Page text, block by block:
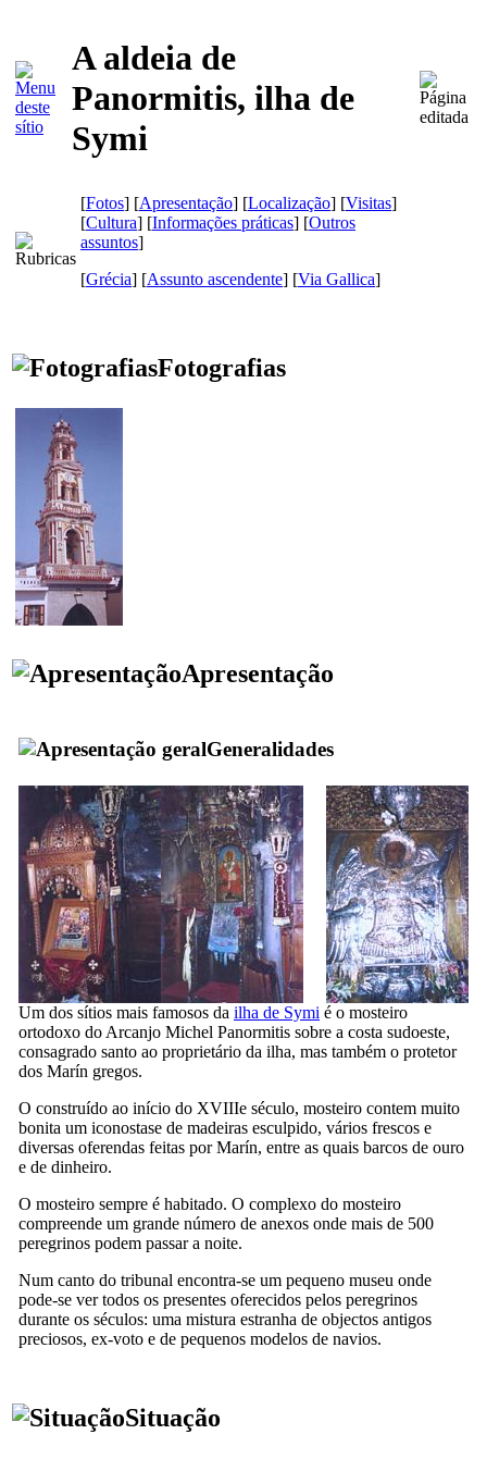
A aldeia de
Panormitis, ilha de
Symi
[Fotos] [Apresentação] [Localização] [Visitas]
[Cultura] [Informações práticas] [Outros
assuntos]
[Grécia] [Assunto ascendente] [Via Gallica]
Fotografias
Apresentação
Generalidades
Um dos sítios mais famosos da ilha de Symi é o mosteiro
ortodoxo do Arcanjo Michel Panormitis sobre a costa sudoeste,
consagrado santo ao proprietário da ilha, mas também o protetor
dos Marín gregos.
O construído ao início do XVIIIe século, mosteiro contem muito
bonita um iconostase de madeiras esculpido, vários frescos e
diversas oferendas feitas por Marín, entre as quais barcos de ouro
e de dinheiro.
O mosteiro sempre é habitado. O complexo do mosteiro
compreende um grande número de anexos onde mais de 500
peregrinos podem passar a noite.
Num canto do tribunal encontra-se um pequeno museu onde
pode-se ver todos os presentes oferecidos pelos peregrinos
durante os séculos: uma mistura estranha de objectos antigos
preciosos, ex-voto e de pequenos modelos de navios.
Situação